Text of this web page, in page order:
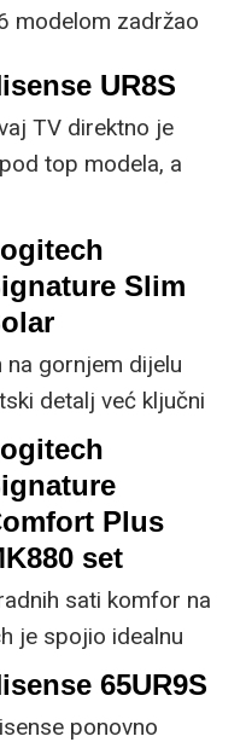
modelom zadržao
no
svakom
UR8S
TV direktno je
top modela, a
ustupke možete
uštedjeti pri
Slim
na gornjem dijelu
detalj već ključni
jer koristi
svjetla za
Plus
set
sati komfor na
je spojio idealnu
i miša s naprednim
65UR9S
ponovno